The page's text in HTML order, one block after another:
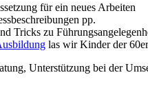
für ein neues Arbeiten
pp.
Tricks zu
las wir Kinder der
Unterstützung bei der